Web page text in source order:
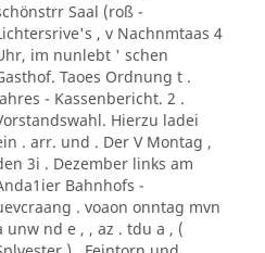
Saal (roß -
, v Nachnmtaas 4
im nunlebt ' schen
Taoes Ordnung t .
- Kassenbericht. 2 .
Hierzu ladei
. arr. und . Der V Montag ,
3i . Dezember links am
Bahnhofs -
. voaon onntag mvn
unw nd e , , az . tdu a , (